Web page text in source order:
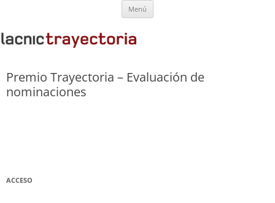
Premio Trayectoria
Menú
Premio Trayectoria – Evaluación de
nominaciones
ACCESO